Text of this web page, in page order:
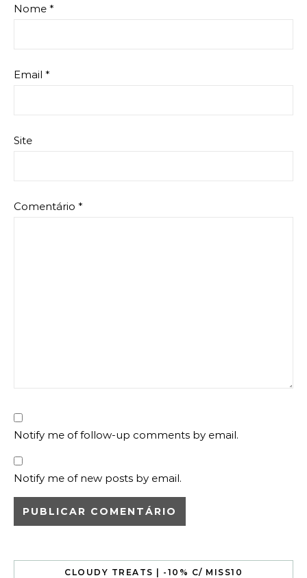
Nome *
Email *
Site
Comentário *
Notify me of follow-up comments by email.
Notify me of new posts by email.
CLOUDY TREATS | -10% C/ MISS10